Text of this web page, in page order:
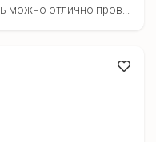
можно отлично пров...